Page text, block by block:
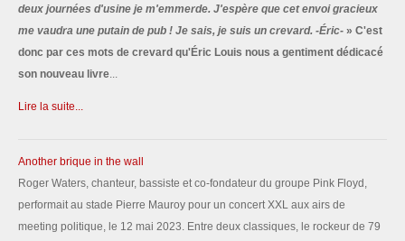
deux journées d'usine je m'emmerde. J'espère que cet envoi gracieux
me vaudra une putain de pub ! Je sais, je suis un crevard. -Éric- » C'est
donc par ces mots de crevard qu'Éric Louis nous a gentiment dédicacé
son nouveau livre...
Lire la suite...
Another brique in the wall
Roger Waters, chanteur, bassiste et co-fondateur du groupe Pink Floyd,
performait au stade Pierre Mauroy pour un concert XXL aux airs de
meeting politique, le 12 mai 2023. Entre deux classiques, le rockeur de 79